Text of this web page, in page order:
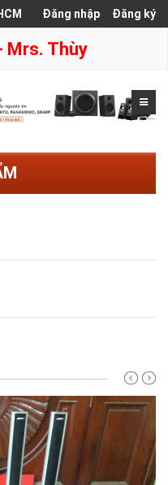
Đăng nhập Đăng ký
Mrs. Thùy